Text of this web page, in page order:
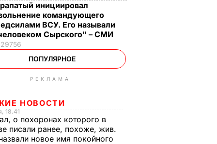
инициировал
командующего
ВСУ. Его называли
Сырского" – СМИ
29756
ПОПУЛЯРНОЕ
РЕКЛАМА
НОВОСТИ
18.41
о похоронах которого в
писали ранее, похоже, жив.
новое имя покойного